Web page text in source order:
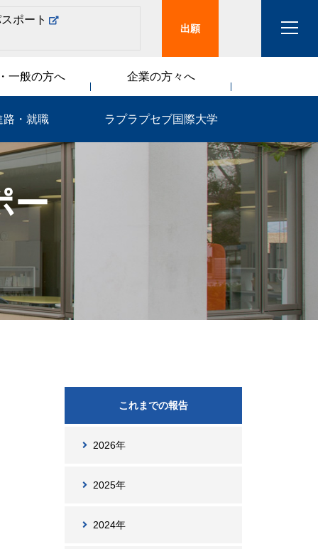
ポート
一般の方へ 企業の方々へ
路・就職 ラプラプセブ国際大学
ー
これまでの報告
2026年
2025年
2024年
出願